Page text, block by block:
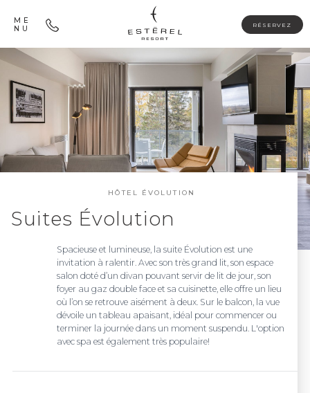
ME
NU
RÉSERVEZ
HÔTEL ÉVOLUTION
Suites Évolution
Spacieuse et lumineuse, la suite Évolution est une
invitation à ralentir. Avec son très grand lit, son espace
salon doté d’un divan pouvant servir de lit de jour, son
foyer au gaz double face et sa cuisinette, elle offre un lieu
où l’on se retrouve aisément à deux. Sur le balcon, la vue
dévoile un tableau apaisant, idéal pour commencer ou
terminer la journée dans un moment suspendu. L'option
avec spa est également très populaire!